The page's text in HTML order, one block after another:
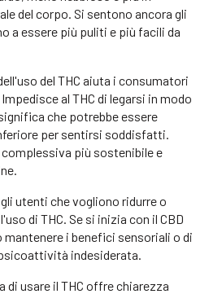
del corpo. Si sentono ancora gli
a essere più puliti e più facili da
del THC aiuta i consumatori
al THC di legarsi in modo
che potrebbe essere
per sentirsi soddisfatti.
più sostenibile e
utenti che vogliono ridurre o
di THC. Se si inizia con il CBD
mantenere i benefici sensoriali o di
indesiderata.
di usare il THC offre chiarezza